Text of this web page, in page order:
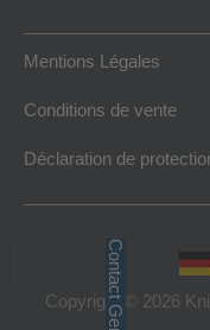
Mentions Légales
Conditions de vente
Déclaration de
Copyright © 2026